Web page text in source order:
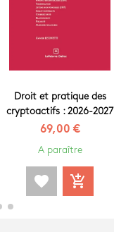
Droit et pratique des
cryptoactifs : 2026-2027
69,00 €
A paraître
favorite add_shopping_cart